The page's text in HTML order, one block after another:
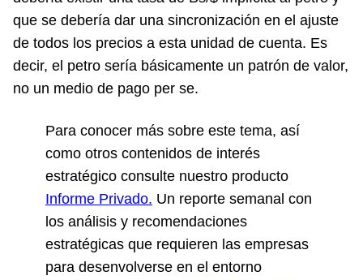
que se debería dar una sincronización en el ajuste
de todos los precios a esta unidad de cuenta. Es
decir, el petro sería básicamente un patrón de valor,
no un medio de pago per se.
Para conocer más sobre este tema, así
como otros contenidos de interés
estratégico consulte nuestro producto
Informe Privado. Un reporte semanal con
los análisis y recomendaciones
estratégicas que requieren las empresas
para desenvolverse en el entorno